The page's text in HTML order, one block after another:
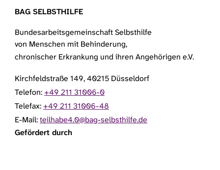
BAG SELBSTHILFE
Bundesarbeitsgemeinschaft Selbsthilfe
von Menschen mit Behinderung,
chronischer Erkrankung und ihren Angehörigen e.V.
Kirchfeldstraße 149, 40215 Düsseldorf
Telefon: +49 211 31006-0
Telefax: +49 211 31006-48
E-Mail:teilhabe4.0@bag-selbsthilfe.de
Gefördert durch